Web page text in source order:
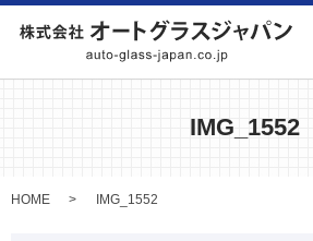
IMG_1552
HOME IMG_1552